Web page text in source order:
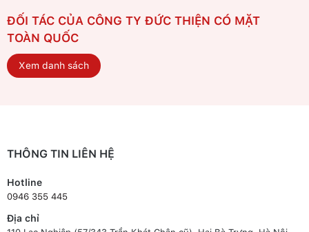
ĐỐI TÁC CỦA CÔNG TY ĐỨC THIỆN CÓ MẶT
TOÀN QUỐC
Xem danh sách
THÔNG TIN LIÊN HỆ
Hotline
0946 355 445
Địa chỉ